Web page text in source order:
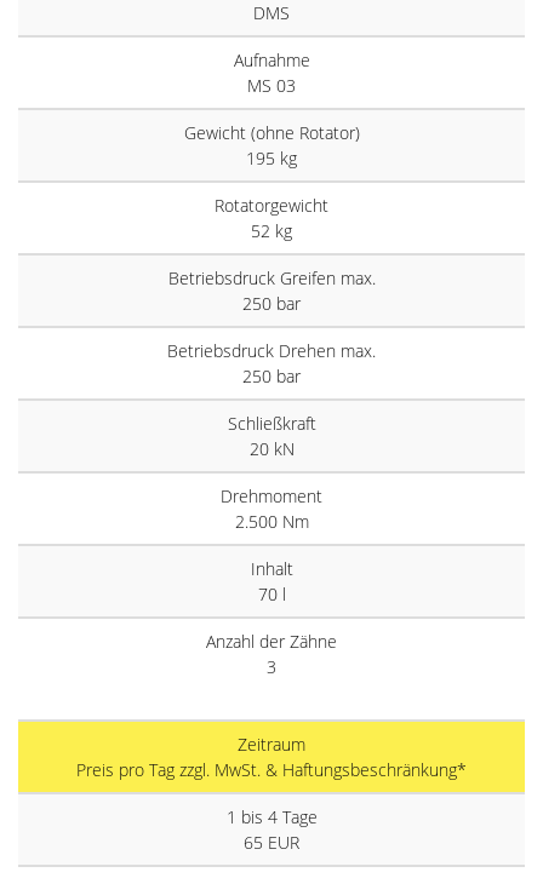
DMS
Aufnahme
MS 03
Gewicht (ohne Rotator)
195 kg
Rotatorgewicht
52 kg
Betriebsdruck Greifen max.
250 bar
Betriebsdruck Drehen max.
250 bar
Schließkraft
20 kN
Drehmoment
2.500 Nm
Inhalt
70 l
Anzahl der Zähne
3
Zeitraum
Preis pro Tag zzgl. MwSt. & Haftungsbeschränkung*
1 bis 4 Tage
65 EUR